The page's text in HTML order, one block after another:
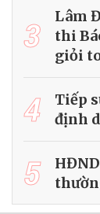
3
Lâm
thi
giỏi
4
Tiếp
định
5